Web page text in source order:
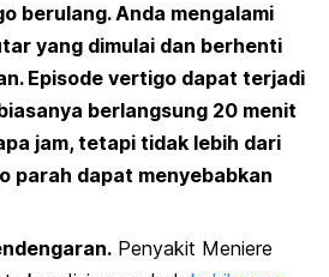
berulang.Anda mengalami
yang dimulai dan berhenti
Episode vertigo dapat terjadi
berlangsung 20 menit
jam, tetapi tidak lebih dari
parah dapat menyebabkan
Penyakit Meniere